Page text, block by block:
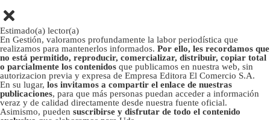
Estimado(a) lector(a)
En Gestión, valoramos profundamente la labor periodística que
realizamos para mantenerlos informados. Por ello, les recordamos que
no está permitido, reproducir, comercializar, distribuir, copiar total
o parcialmente los contenidos que publicamos en nuestra web, sin
autorizacion previa y expresa de Empresa Editora El Comercio S.A.
En su lugar, los invitamos a compartir el enlace de nuestras
publicaciones, para que más personas puedan acceder a información
veraz y de calidad directamente desde nuestra fuente oficial.
Asimismo, pueden suscribirse y disfrutar de todo el contenido